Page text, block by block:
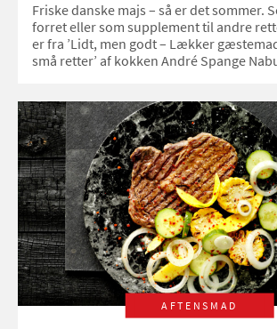
Friske danske majs – så er det sommer.
forret eller som supplement til andre
er fra ’Lidt, men godt – Lækker
små retter’ af kokken André Spange
AFTENSMAD